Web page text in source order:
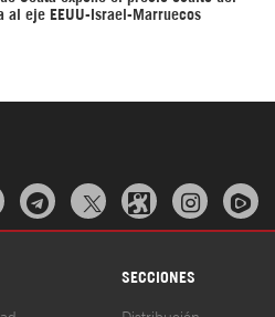
al eje EEUU-Israel-Marruecos
  
SECCIONES
Distribución